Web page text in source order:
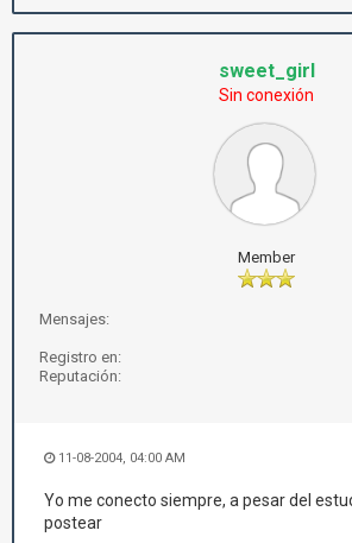
sweet_girl
Sin conexión
Member
Mensajes:
Registro en:
Reputación:
11-08-2004, 04:00 AM
Yo me conecto siempre, a pesar del
postear